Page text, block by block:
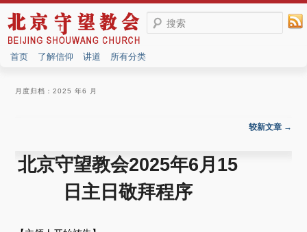
搜索
首页 了解信仰 讲道 所有分类
月度归档：2025 年6 月
较新文章 →
北京守望教会2025年6月15
日主日敬拜程序